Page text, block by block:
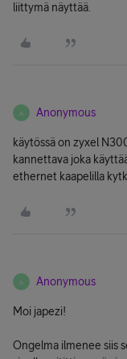
liittymä näyttää.
A Anonymous
käytössä on zyxel
kannettava joka
ethernet kaapelilla
A Anonymous
Moi japezi!
Ongelma ilmenee siis